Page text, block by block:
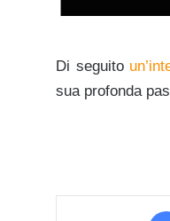
Di seguito
sua profonda